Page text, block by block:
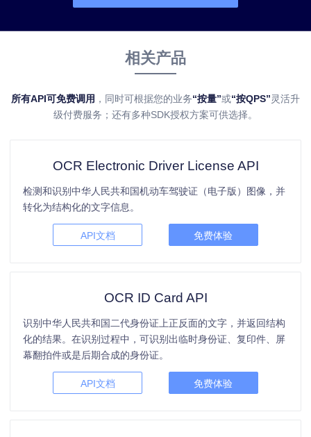
相关产品
所有API可免费调用 ，同时可根据您的业务“按量”或“按QPS”灵活升
级付费服务；还有多种SDK授权方案可供选择。
OCR Electronic Driver License API
检测和识别中华人民共和国机动车驾驶证（电子版）图像，并
转化为结构化的文字信息。
API文档 免费体验
OCR ID Card API
识别中华人民共和国二代身份证上正反面的文字，并返回结构
化的结果。在识别过程中，可识别出临时身份证、复印件、屏
幕翻拍件或是后期合成的身份证。
API文档 免费体验